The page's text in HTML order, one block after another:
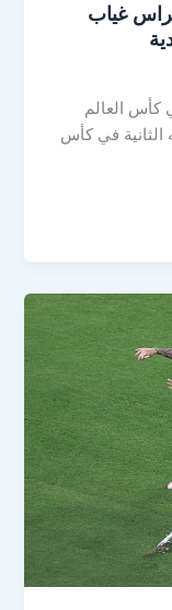
غياب
كأس العالم
الثانية في كأس